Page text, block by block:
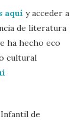
aquí y acceder a
de literatura
ha hecho eco
cultural
de